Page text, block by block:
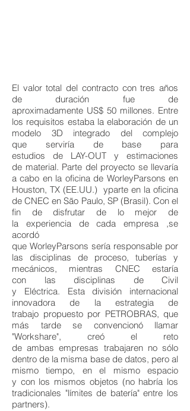
El valor total del contracto con tres años
de duración fue de
aproximadamente US$ 50 millones. Entre
los requisitos estaba la elaboración de un
modelo 3D integrado del complejo
que serviría de base para
estudios de LAY-OUT y estimaciones
de material. Parte del proyecto se llevaría
a cabo en la oficina de WorleyParsons en
Houston, TX (EE.UU.) yparte en la oficina
de CNEC en São Paulo, SP (Brasil). Con el
fin de disfrutar de lo mejor de
la experiencia de cada empresa ,se
acordó
que WorleyParsons sería responsable por
las disciplinas de proceso, tuberías y
mecánicos, mientras CNEC estaría
con las disciplinas de Civil
y Eléctrica. Esta división internacional
innovadora de la estrategia de
trabajo propuesto por PETROBRAS, que
más tarde se convencionó llamar
"Workshare", creó el reto
de ambas empresas trabajaren no sólo
dentro de la misma base de datos, pero al
mismo tiempo, en el mismo espacio
y con los mismos objetos (no habría los
tradicionales "límites de batería" entre los
partners).